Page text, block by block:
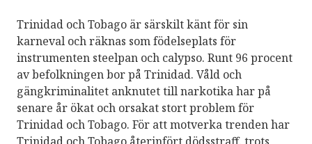
Trinidad och Tobago är särskilt känt för sin
karneval och räknas som födelseplats för
instrumenten steelpan och calypso. Runt 96 procent
av befolkningen bor på Trinidad. Våld och
gängkriminalitet anknutet till narkotika har på
senare år ökat och orsakat stort problem för
Trinidad och Tobago. För att motverka trenden har